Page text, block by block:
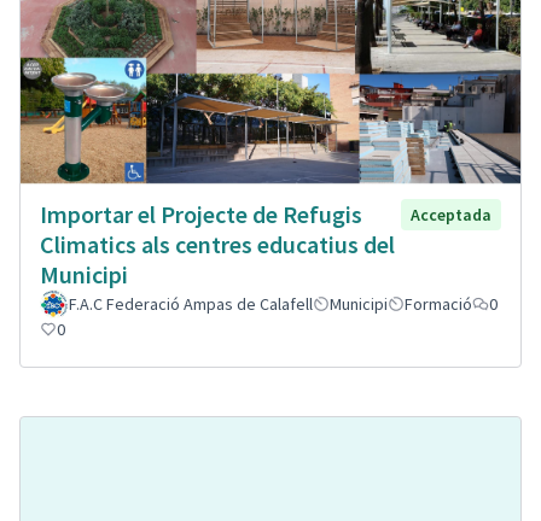
Importar el Projecte de Refugis
Climatics als centres educatius del
Municipi
Acceptada
F.A.C Federació Ampas de Calafell Municipi Formació
0
0